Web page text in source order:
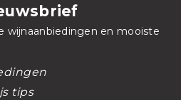
wijnaanbiedingen en mooiste
tips